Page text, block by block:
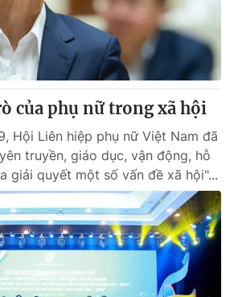
của phụ nữ trong xã hội
Hội Liên hiệp phụ nữ Việt Nam đã
truyền, giáo dục, vận động, hỗ
giải quyết một số vấn đề xã hội"...